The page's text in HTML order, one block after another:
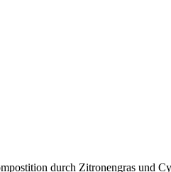
durch Zitronengras und